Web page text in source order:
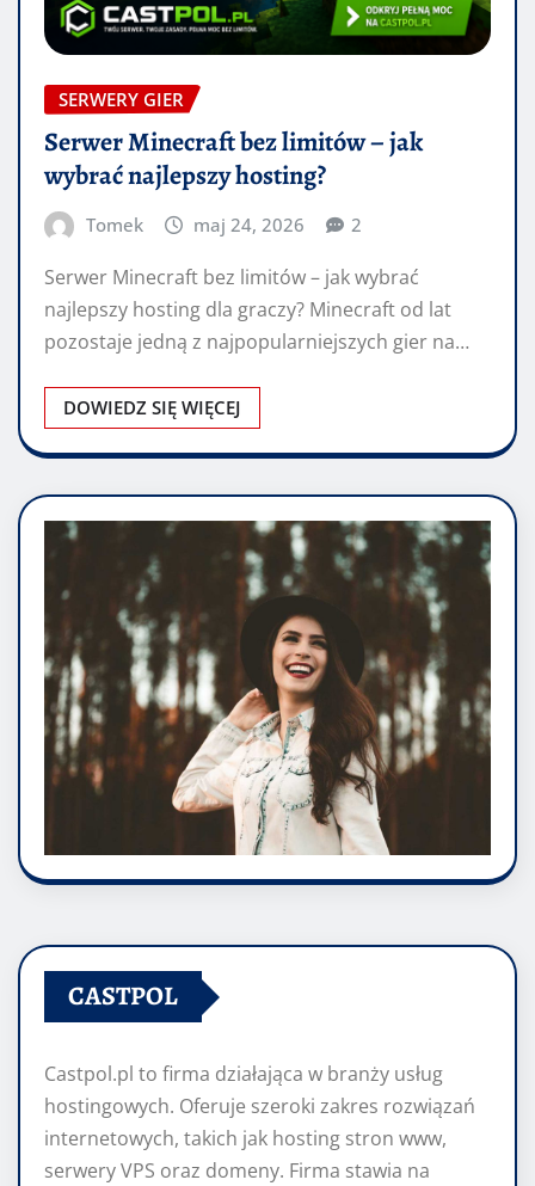
SERWERY GIER
Serwer Minecraft bez limitów – jak
wybrać najlepszy hosting?
Tomek maj 24, 2026 2
Serwer Minecraft bez limitów – jak wybrać
najlepszy hosting dla graczy? Minecraft od lat
pozostaje jedną z najpopularniejszych gier na…
DOWIEDZ SIĘ WIĘCEJ
CASTPOL
Castpol.pl to firma działająca w branży usług
hostingowych. Oferuje szeroki zakres rozwiązań
internetowych, takich jak hosting stron www,
serwery VPS oraz domeny. Firma stawia na